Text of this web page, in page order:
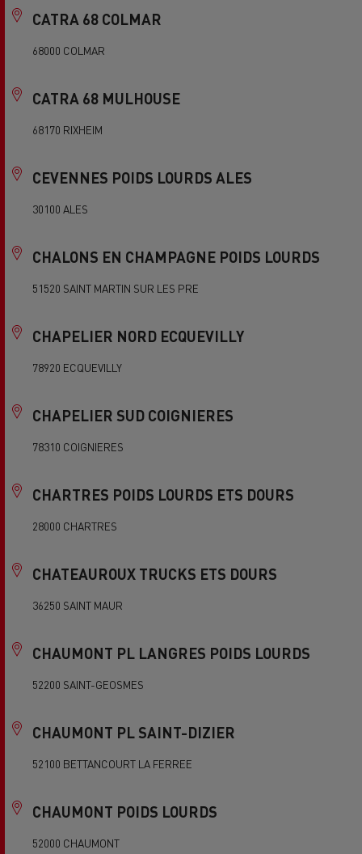
CATRA 68 COLMAR
68000 COLMAR
CATRA 68 MULHOUSE
68170 RIXHEIM
CEVENNES POIDS LOURDS ALES
30100 ALES
CHALONS EN CHAMPAGNE POIDS LOURDS
51520 SAINT MARTIN SUR LES PRE
CHAPELIER NORD ECQUEVILLY
78920 ECQUEVILLY
CHAPELIER SUD COIGNIERES
78310 COIGNIERES
CHARTRES POIDS LOURDS ETS DOURS
28000 CHARTRES
CHATEAUROUX TRUCKS ETS DOURS
36250 SAINT MAUR
CHAUMONT PL LANGRES POIDS LOURDS
52200 SAINT-GEOSMES
CHAUMONT PL SAINT-DIZIER
52100 BETTANCOURT LA FERREE
CHAUMONT POIDS LOURDS
52000 CHAUMONT